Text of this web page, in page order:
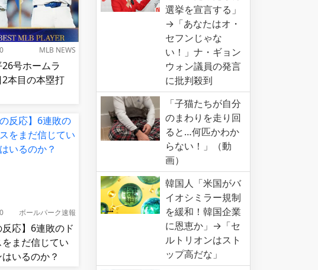
MLB NEWS
号ホームラ
2本目の本塁打
ボールパーク速報
反応】6連敗のド
まだ信じてい
いるのか？
選挙を宣言する」
→「あなたはオ・
セフンじゃな
い！」ナ・ギョン
ウォン議員の発言
に批判殺到
「子猫たちが自分
のまわりを走り回
ると…何匹かわか
らない！」（動
画）
韓国人「米国がバ
イオシミラー規制
を緩和！韓国企業
に恩恵か」→「セ
ルトリオンはスト
ップ高だな」